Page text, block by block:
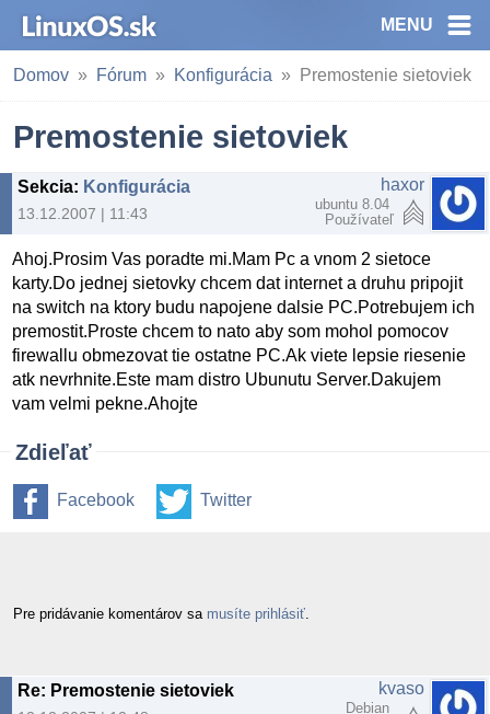
MENU
Domov Fórum Konfigurácia Premostenie sietoviek
Premostenie sietoviek
Sekcia: Konfigurácia
13.12.2007 | 11:43
haxor
ubuntu 8.04
Používateľ
Ahoj.Prosim Vas poradte mi.Mam Pc a vnom 2 sietoce
karty.Do jednej sietovky chcem dat internet a druhu pripojit
na switch na ktory budu napojene dalsie PC.Potrebujem ich
premostit.Proste chcem to nato aby som mohol pomocov
firewallu obmezovat tie ostatne PC.Ak viete lepsie riesenie
atk nevrhnite.Este mam distro Ubunutu Server.Dakujem
vam velmi pekne.Ahojte
Zdieľať
Facebook Twitter
Pre pridávanie komentárov sa musíte prihlásiť
Re: Premostenie sietoviek kvaso
Debian